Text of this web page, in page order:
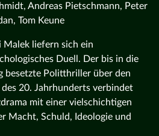
Andreas Pietschmann, Peter
Tom Keune
Malek liefern sich ein
Duell. Der bis in die
besetzte Politthriller über den
20. Jahrhunderts verbindet
mit einer vielschichtigen
Macht, Schuld, Ideologie und